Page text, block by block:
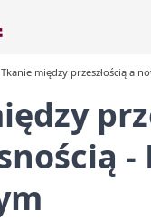
Tkanie między przeszłością a
-